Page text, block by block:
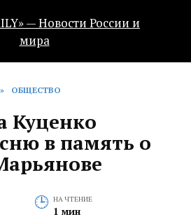
» ОБЩЕСТВО
Куценко
в память о
НА ЧТЕНИЕ
1 мин